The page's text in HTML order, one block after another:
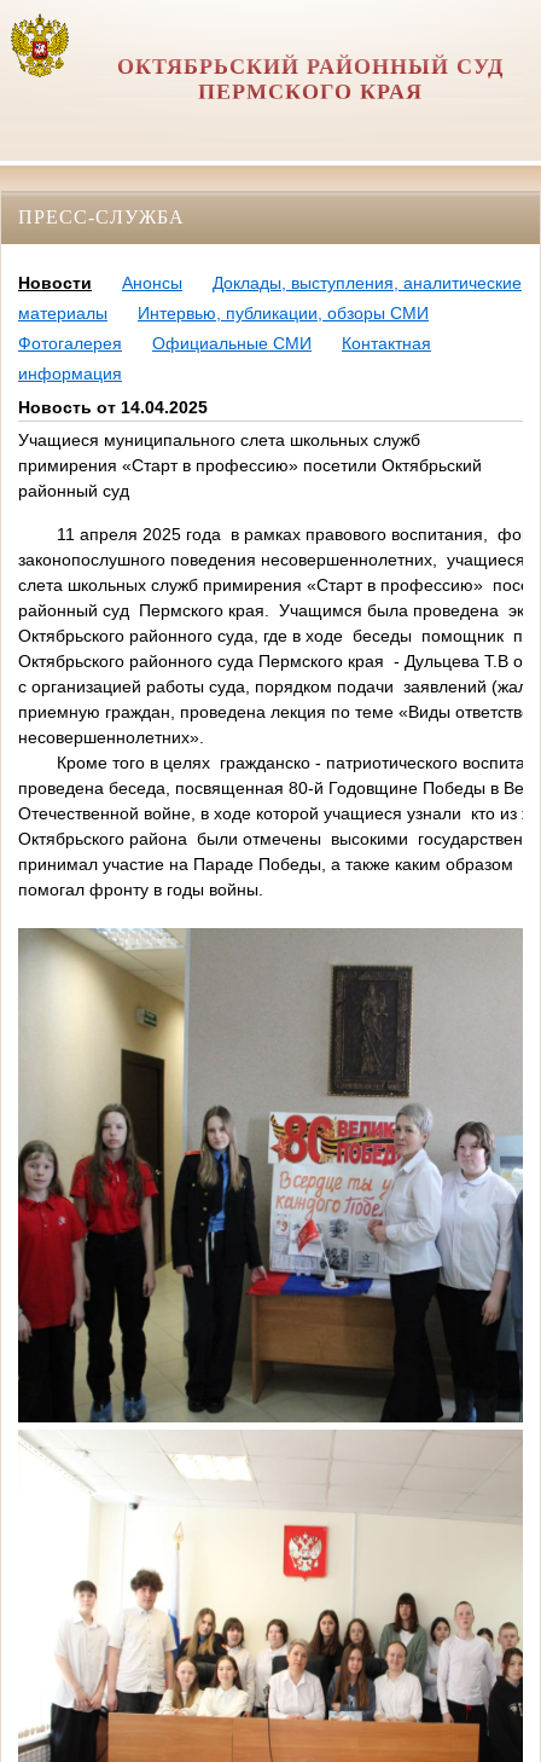
ОКТЯБРЬСКИЙ РАЙОННЫЙ СУД
ПЕРМСКОГО КРАЯ
ПРЕСС-СЛУЖБА
Новости Анонсы
Доклады, выступления, аналитические
материалы
Интервью, публикации, обзоры СМИ
Фотогалерея
Официальные СМИ
Контактная
информация
Новость от 14.04.2025
Учащиеся муниципального слета школьных служб
примирения «Старт в профессию» посетили Октябрьский
районный суд
11 апреля 2025 года в рамках правового воспитания,
законопослушного поведения несовершеннолетних, учащиеся
слета школьных служб примирения «Старт в профессию»
районный суд Пермского края. Учащимся была проведена
Октябрьского районного суда, где в ходе беседы помощник
Октябрьского районного суда Пермского края - Дульцева Т.В
с организацией работы суда, порядком подачи заявлений
приемную граждан, проведена лекция по теме «Виды
несовершеннолетних».
Кроме того в целях гражданско - патриотического
проведена беседа, посвященная 80-й Годовщине Победы в
Отечественной войне, в ходе которой учащиеся узнали кто из
Октябрьского района были отмечены высокими
принимал участие на Параде Победы, а также каким образом
помогал фронту в годы войны.